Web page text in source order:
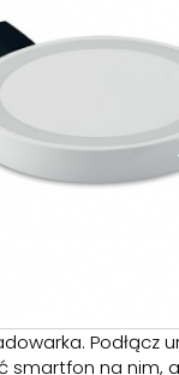
Podłącz
smartfon na nim,